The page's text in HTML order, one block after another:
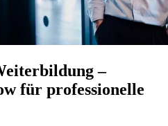
–
für professionelle